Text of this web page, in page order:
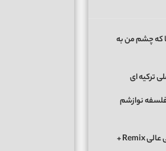
ﻛﻪ ﭼﺸﻢ ﻣﻦ ﺑﻪ
ترکیه ای
نوازشم
دانلود ریمیکس الوعده وفا آخر می جان یار بوی از ابی عالی Remix +